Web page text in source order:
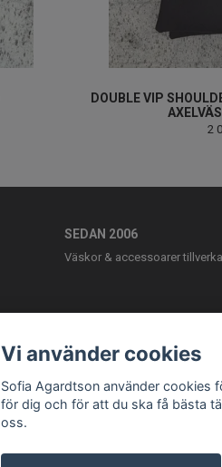
DOUBLE VIP
2
SEDAN 2006
Väskor & accessoarer
Vi använder cookies
Sofia Agardtson använder cookies
för dig och för att du ska få bästa
oss.